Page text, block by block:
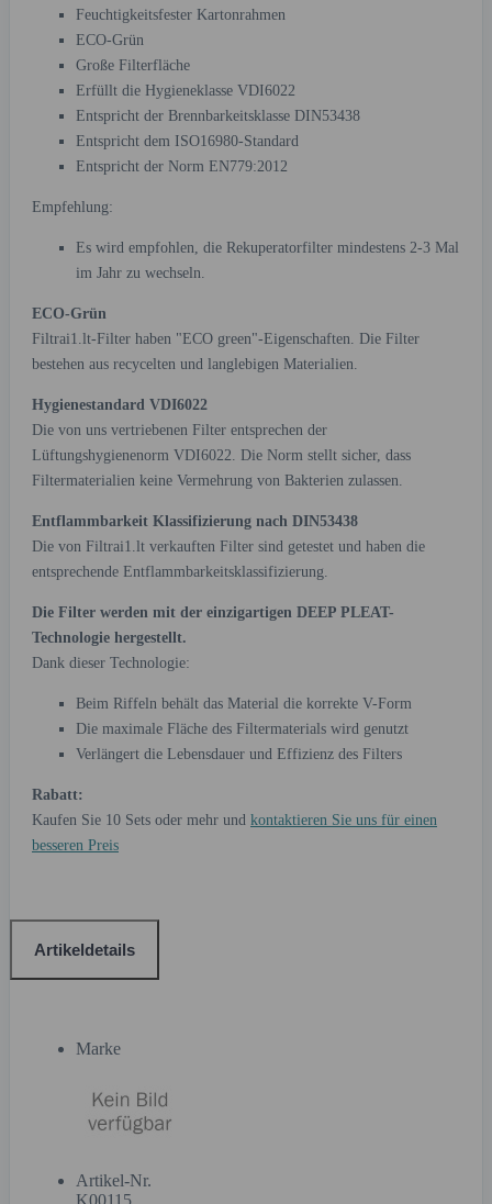
Feuchtigkeitsfester Kartonrahmen
ECO-Grün
Große Filterfläche
Erfüllt die Hygieneklasse VDI6022
Entspricht der Brennbarkeitsklasse DIN53438
Entspricht dem ISO16980-Standard
Entspricht der Norm EN779:2012
Empfehlung:
Es wird empfohlen, die Rekuperatorfilter mindestens 2-3 Mal
im Jahr zu wechseln.
ECO-Grün
Filtrai1.lt-Filter haben "ECO green"-Eigenschaften. Die Filter
bestehen aus recycelten und langlebigen Materialien.
Hygienestandard VDI6022
Die von uns vertriebenen Filter entsprechen der
Lüftungshygienenorm VDI6022. Die Norm stellt sicher, dass
Filtermaterialien keine Vermehrung von Bakterien zulassen.
Entflammbarkeit Klassifizierung nach DIN53438
Die von Filtrai1.lt verkauften Filter sind getestet und haben die
entsprechende Entflammbarkeitsklassifizierung.
Die Filter werden mit der einzigartigen DEEP PLEAT-
Technologie hergestellt.
Dank dieser Technologie:
Beim Riffeln behält das Material die korrekte V-Form
Die maximale Fläche des Filtermaterials wird genutzt
Verlängert die Lebensdauer und Effizienz des Filters
Rabatt:
Kaufen Sie 10 Sets oder mehr und kontaktieren Sie uns für einen
besseren Preis
Artikeldetails
Marke
Artikel-Nr.